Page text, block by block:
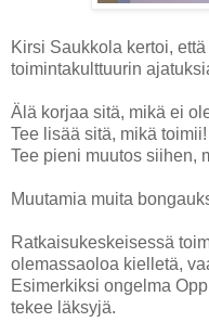
Kirsi Saukkola kertoi,
toimintakulttuurin
Älä korjaa sitä, mikä ei
Tee lisää sitä, mikä toimii!
Tee pieni muutos siihen,
Muutamia muita
Ratkaisukeskeisessä
olemassaoloa kielletä,
Esimerkiksi ongelma
tekee läksyjä.